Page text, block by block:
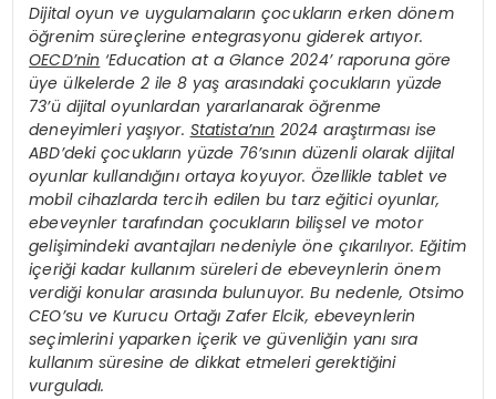
Dijital oyun ve uygulamaların çocukların erken dönem
öğrenim süreçlerine entegrasyonu giderek artıyor.
OECD’nin ‘Education at a Glance 2024’ raporuna göre
üye ülkelerde 2 ile 8 yaş arasındaki çocukların yüzde
73’ü dijital oyunlardan yararlanarak öğrenme
deneyimleri yaşıyor. Statista’nın 2024 araştırması ise
ABD’deki çocukların yüzde 76’sının düzenli olarak dijital
oyunlar kullandığını ortaya koyuyor. Özellikle tablet ve
mobil cihazlarda tercih edilen bu tarz eğitici oyunlar,
ebeveynler tarafından çocukların bilişsel ve motor
gelişimindeki avantajları nedeniyle öne çıkarılıyor. Eğitim
içeriği kadar kullanım süreleri de ebeveynlerin önem
verdiği konular arasında bulunuyor. Bu nedenle, Otsimo
CEO’su ve Kurucu Ortağı Zafer Elcik, ebeveynlerin
seçimlerini yaparken içerik ve güvenliğin yanı sıra
kullanım süresine de dikkat etmeleri gerektiğini
vurguladı.